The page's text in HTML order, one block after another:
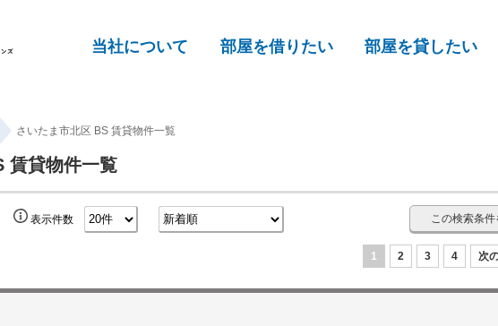
当社について 部屋を借りたい 部屋を貸したい
さいたま市北区 BS 賃貸物件一覧
賃貸物件一覧
) 表示件数 この検索条
1 2 3 4 次